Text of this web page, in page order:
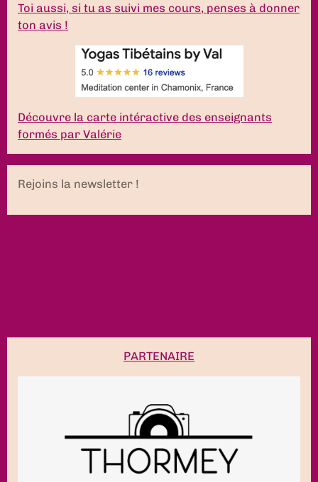
Toi aussi, si tu as suivi mes cours, penses à donner
ton avis !
Découvre la carte intéractive des enseignants
formés par Valérie
Rejoins la newsletter !
PARTENAIRE